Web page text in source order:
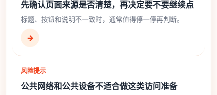
先确认页面来源是否清楚，再决定要不要继续点
标题、按钮和说明不一致时，通常值得停一停再判断。
→
风险提示
公共网络和公共设备不适合做这类访问准备